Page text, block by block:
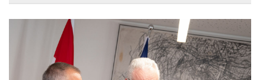
Kontakt